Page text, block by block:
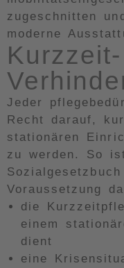
zugeschnitten
moderne
Jeder
Recht darauf,
stationären
zu werden. So
Voraussetzung
die
einem
dient
eine